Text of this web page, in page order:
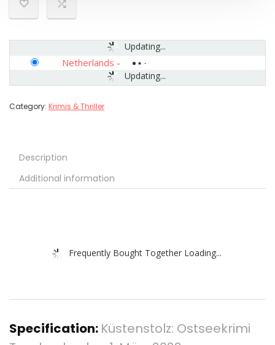
Updating...
Updating...
Netherlands -
Category: Krimis & Thriller
Description
Additional information
Frequently Bought Together Loading...
Specification: Küstenstolz: Ostseekrimi